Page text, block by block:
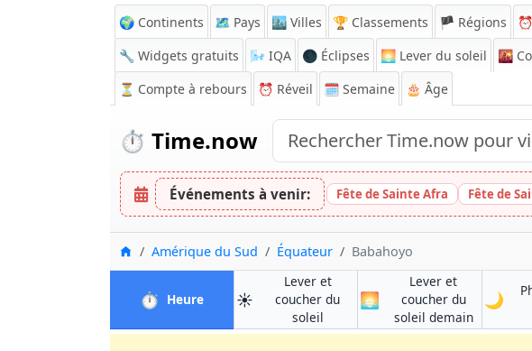
🌍 Continents 🗺️ Pays 🏙️ Villes 🏆 Classements 🏴 Régions ⏰
🔧 Widgets gratuits
🌬️ IQA 🌑 Éclipses 🌅 Lever du soleil 🌇
⏳ Compte à rebours ⏰ Réveil 🗓️ Semaine 🎂 Âge
⏱️ Time.now
Événements à venir: Fête de Sainte Afra Fête de
Accueil
Amérique du Sud Équateur Babahoyo
⏱️ Heureà Babahoyo
☀️
Lever et
coucher du
soleilà Babahoyo
🌅
Lever et
coucher du
soleil demainà Babahoyo
🌙